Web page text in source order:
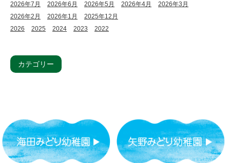
2026年7月 2026年6月 2026年5月 2026年4月
2026年3月
2026年2月
2026年1月
2025年12月
2026
2025 2024 2023 2022
カテゴリー